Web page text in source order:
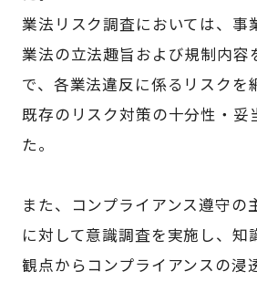
業法リスク調査においては、事
業法の立法趣旨および規制内容
で、各業法違反に係るリスクを
既存のリスク対策の十分性・妥
た。
また、コンプライアンス遵守の
に対して意識調査を実施し、知
観点からコンプライアンスの浸